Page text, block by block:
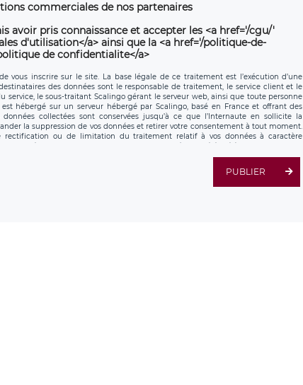
commerciales de nos partenaires
avoir pris connaissance et accepter les <a href='/cgu/'
d'utilisation</a> ainsi que la <a href='/politique-de-
de confidentialite</a>
vous inscrire sur le site. La base légale de ce traitement est l’exécution d’une
des données sont le responsable de traitement, le service client et le
service, le sous-traitant Scalingo gérant le serveur web, ainsi que toute personne
hébergé sur un serveur hébergé par Scalingo, basé en France et offrant des
données collectées sont conservées jusqu’à ce que l’Internaute en sollicite la
la suppression de vos données et retirer votre consentement à tout moment.
rectification ou de limitation du traitement relatif à vos données à caractère
données. Vous pouvez exercer ces droits auprès du délégué à la protection des
social de LÉGAVOX et est joignable à l’adresse mail suivante :
traitement est la société LÉGAVOX, sis 9 rue Léopold Sédar Senghor, joignable à
Vous avez également le droit d’introduire une réclamation auprès d’une autorité
PUBLIER